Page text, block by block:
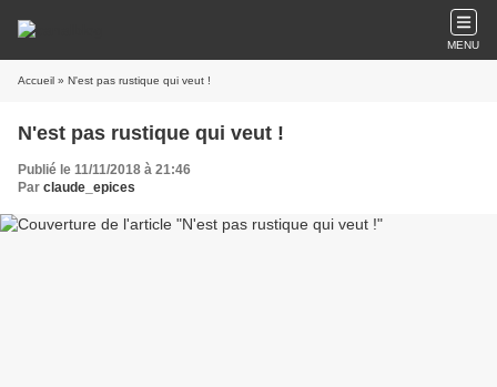
MENU
Accueil » N'est pas rustique qui veut !
N'est pas rustique qui veut !
Publié le 11/11/2018 à 21:46
Par claude_epices